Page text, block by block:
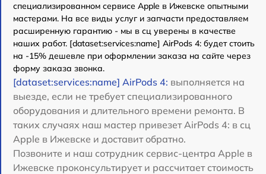
специализированном сервисе Apple в Ижевске опытными
мастерами. На все виды услуг и запчасти предоставляем
расширенную гарантию - мы в сц уверены в качестве
наших работ. [dataset:services:name] AirPods 4: будет стоить
на -15% дешевле при оформлении заказа на сайте через
форму заказа звонка.
[dataset:services:name] AirPods 4: выполняется на
выезде, если не требует специализированного
оборудования и длительного времени ремонта. В
таких случаях наш мастер привезет AirPods 4: в сц
Apple в Ижевске и доставит обратно.
Позвоните и наш сотрудник сервис-центра Apple в
Ижевске проконсультирует и рассчитает стоимость